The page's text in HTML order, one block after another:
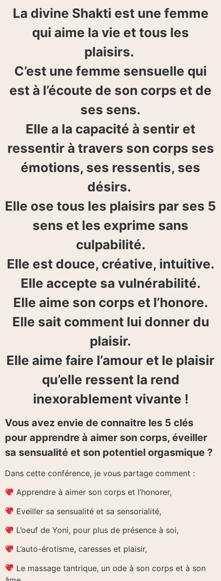
La divine Shakti est une femme
qui aime la vie et tous les
plaisirs.
C’est une femme sensuelle qui
est à l’écoute de son corps et de
ses sens.
Elle a la capacité à sentir et
ressentir à travers son corps ses
émotions, ses ressentis, ses
désirs.
Elle ose tous les plaisirs par ses 5
sens et les exprime sans
culpabilité.
Elle est douce, créative, intuitive.
Elle accepte sa vulnérabilité.
Elle aime son corps et l’honore.
Elle sait comment lui donner du
plaisir.
Elle aime faire l’amour et le plaisir
qu’elle ressent la rend
inexorablement vivante !
Vous avez envie de connaitre les 5 clés
pour apprendre à aimer son corps, éveiller
sa sensualité et son potentiel orgasmique ?
Dans cette conférence, je vous partage comment :
Apprendre à aimer son corps et l’honorer,
Eveiller sa sensualité et sa sensorialité,
L’oeuf de Yoni, pour plus de présence à soi,
L’auto-érotisme, caresses et plaisir,
Le massage tantrique, un ode à son corps et à son